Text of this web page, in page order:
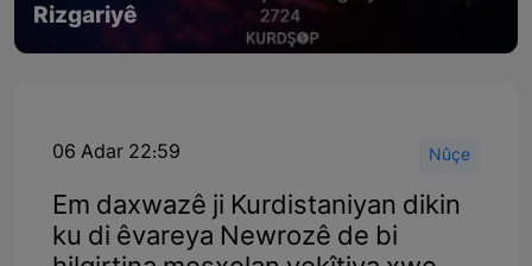
Rizgariyê
06 Adar 22:59 Nûçe
Em daxwazê ji Kurdistaniyan dikin
ku di êvareya Newrozê de bi